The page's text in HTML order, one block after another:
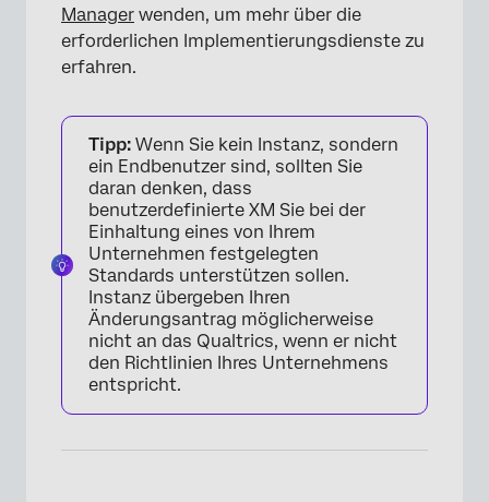
Manager wenden, um mehr über die
erforderlichen Implementierungsdienste zu
erfahren.
Tipp: Wenn Sie kein Instanz, sondern
ein Endbenutzer sind, sollten Sie
daran denken, dass
benutzerdefinierte XM Sie bei der
Einhaltung eines von Ihrem
Unternehmen festgelegten
Standards unterstützen sollen.
Instanz übergeben Ihren
Änderungsantrag möglicherweise
nicht an das Qualtrics, wenn er nicht
den Richtlinien Ihres Unternehmens
entspricht.